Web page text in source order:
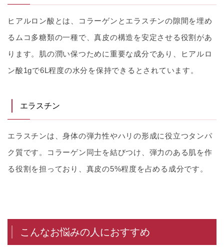
ヒアルロン酸とは、コラーゲンとエラスチンの隙間を埋め
るムコ多糖類の一種で、真皮の構造を安定させる役割があ
ります。肌の潤い保つために重要な成分であり、ヒアルロ
ン酸1gで6L程度の水分を保持できるとされています。
エラスチン
エラスチンは、身体の弾力性やハリの形成に役立つタンパ
ク質です。コラーゲン同士を結びつけ、弾力のある肌を作
る役割を担っており、真皮の5%程度を占める成分です。
こんなお悩みの人におすすめ